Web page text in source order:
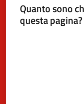
Servizi
on-
line
Quanto sono
questa pagina?